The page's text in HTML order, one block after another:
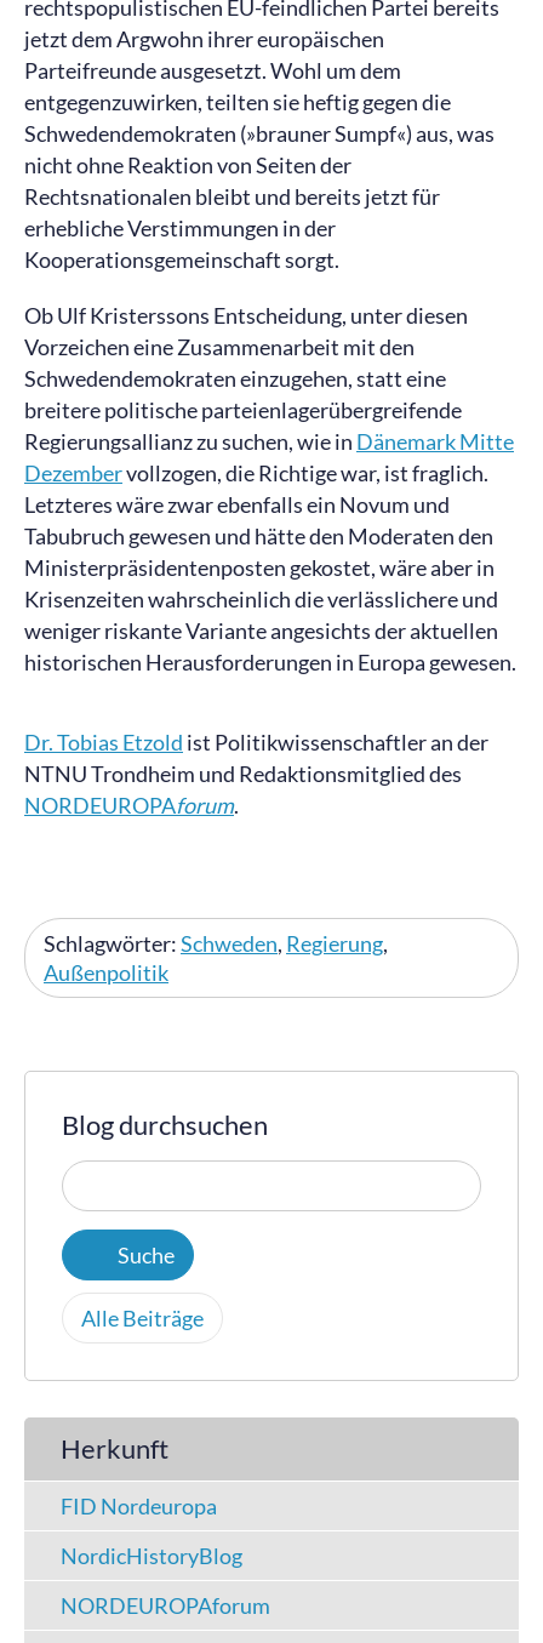
rechtspopulistischen EU-feindlichen Partei bereits
jetzt dem Argwohn ihrer europäischen
Parteifreunde ausgesetzt. Wohl um dem
entgegenzuwirken, teilten sie heftig gegen die
Schwedendemokraten (»brauner Sumpf«) aus, was
nicht ohne Reaktion von Seiten der
Rechtsnationalen bleibt und bereits jetzt für
erhebliche Verstimmungen in der
Kooperationsgemeinschaft sorgt.
Ob Ulf Kristerssons Entscheidung, unter diesen
Vorzeichen eine Zusammenarbeit mit den
Schwedendemokraten einzugehen, statt eine
breitere politische parteienlagerübergreifende
Regierungsallianz zu suchen, wie in Dänemark Mitte
Dezembervollzogen, die Richtige war, ist fraglich.
Letzteres wäre zwar ebenfalls ein Novum und
Tabubruch gewesen und hätte den Moderaten den
Ministerpräsidentenposten gekostet, wäre aber in
Krisenzeiten wahrscheinlich die verlässlichere und
weniger riskante Variante angesichts der aktuellen
historischen Herausforderungen in Europa gewesen.
Dr. Tobias Etzold ist Politikwissenschaftler an der
NTNU Trondheim und Redaktionsmitglied des
NORDEUROPAforum.
Schlagwörter:Schweden, Regierung,
Außenpolitik
Blog durchsuchen
Alle Beiträge
Herkunft
FID Nordeuropa
NordicHistoryBlog
NORDEUROPAforum